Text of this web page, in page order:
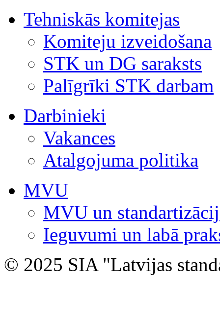
Tehniskās komitejas
Komiteju izveidošana
STK un DG saraksts
Palīgrīki STK darbam
Darbinieki
Vakances
Atalgojuma politika
MVU
MVU un
Ieguvumi un labā
© 2025 SIA "Latvijas